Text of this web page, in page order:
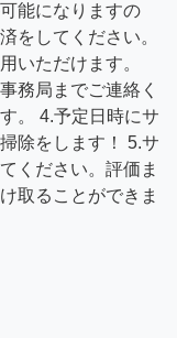
能になりますの
をしてください。
いただけます。
務局までご連絡く
。 4.予定日時にサ
除をします！ 5.サ
ください。評価ま
取ることができま